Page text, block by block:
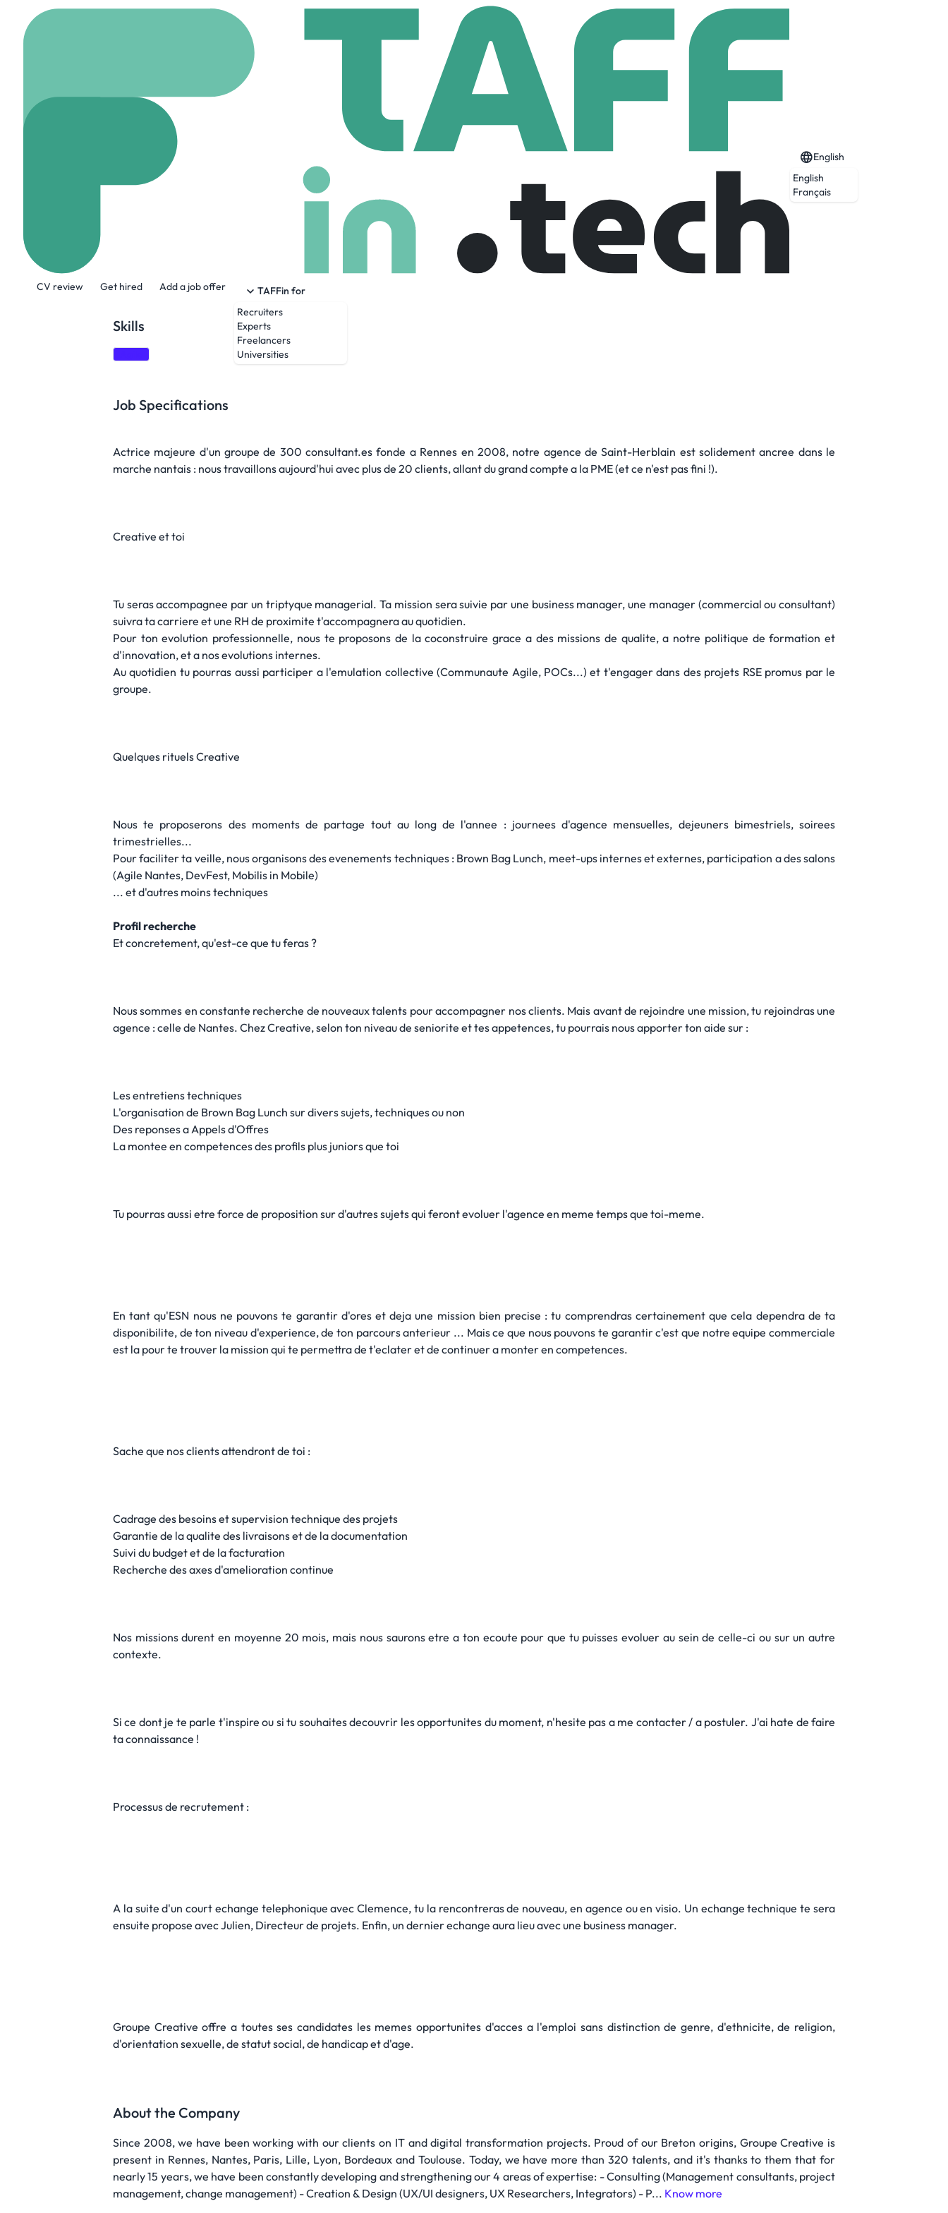
CV review Get hired Add a job offer
TAFFin for
Recruiters
Experts
Freelancers
Universities
English
English
Français
Chef De Projet MOE F/H
€ 60,000 /year
Skills
Job Specifications
Actrice majeure d'un groupe de 300 consultant.es fonde a Rennes en 2008, notre agence de Saint-Herblain est solidement ancree dans le
marche nantais : nous travaillons aujourd'hui avec plus de 20 clients, allant du grand compte a la PME (et ce n'est pas fini !).
Creative et toi
Tu seras accompagnee par un triptyque managerial. Ta mission sera suivie par une business manager, une manager (commercial ou consultant)
suivra ta carriere et une RH de proximite t'accompagnera au quotidien.
Pour ton evolution professionnelle, nous te proposons de la coconstruire grace a des missions de qualite, a notre politique de formation et
d'innovation, et a nos evolutions internes.
Au quotidien tu pourras aussi participer a l'emulation collective (Communaute Agile, POCs...) et t'engager dans des projets RSE promus par le
groupe.
Quelques rituels Creative
Nous te proposerons des moments de partage tout au long de l'annee : journees d'agence mensuelles, dejeuners bimestriels, soirees
trimestrielles...
Pour faciliter ta veille, nous organisons des evenements techniques : Brown Bag Lunch, meet-ups internes et externes, participation a des salons
(Agile Nantes, DevFest, Mobilis in Mobile)
... et d'autres moins techniques
Profil recherche
Et concretement, qu'est-ce que tu feras ?
Nous sommes en constante recherche de nouveaux talents pour accompagner nos clients. Mais avant de rejoindre une mission, tu rejoindras une
agence : celle de Nantes. Chez Creative, selon ton niveau de seniorite et tes appetences, tu pourrais nous apporter ton aide sur :
Les entretiens techniques
L'organisation de Brown Bag Lunch sur divers sujets, techniques ou non
Des reponses a Appels d'Offres
La montee en competences des profils plus juniors que toi
Tu pourras aussi etre force de proposition sur d'autres sujets qui feront evoluer l'agence en meme temps que toi-meme.
En tant qu'ESN nous ne pouvons te garantir d'ores et deja une mission bien precise : tu comprendras certainement que cela dependra de ta
disponibilite, de ton niveau d'experience, de ton parcours anterieur ... Mais ce que nous pouvons te garantir c'est que notre equipe commerciale
est la pour te trouver la mission qui te permettra de t'eclater et de continuer a monter en competences.
Sache que nos clients attendront de toi :
Cadrage des besoins et supervision technique des projets
Garantie de la qualite des livraisons et de la documentation
Suivi du budget et de la facturation
Recherche des axes d'amelioration continue
Nos missions durent en moyenne 20 mois, mais nous saurons etre a ton ecoute pour que tu puisses evoluer au sein de celle-ci ou sur un autre
contexte.
Si ce dont je te parle t'inspire ou si tu souhaites decouvrir les opportunites du moment, n'hesite pas a me contacter / a postuler. J'ai hate de faire
ta connaissance !
Processus de recrutement :
A la suite d'un court echange telephonique avec Clemence, tu la rencontreras de nouveau, en agence ou en visio. Un echange technique te sera
ensuite propose avec Julien, Directeur de projets. Enfin, un dernier echange aura lieu avec une business manager.
Groupe Creative offre a toutes ses candidates les memes opportunites d'acces a l'emploi sans distinction de genre, d'ethnicite, de religion,
d'orientation sexuelle, de statut social, de handicap et d'age.
About the Company
Since 2008, we have been working with our clients on IT and digital transformation projects. Proud of our Breton origins, Groupe Creative is
present in Rennes, Nantes, Paris, Lille, Lyon, Bordeaux and Toulouse. Today, we have more than 320 talents, and it's thanks to them that for
nearly 15 years, we have been constantly developing and strengthening our 4 areas of expertise: - Consulting (Management consultants, project
management, change management) - Creation & Design (UX/UI designers, UX Researchers, Integrators) - P... Know more